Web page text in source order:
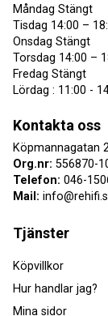
Måndag Stängt
Tisdag 14:00 –
Onsdag Stängt
Torsdag 14:00 –
Fredag Stängt
Lördag : 11:00 -
Kontakta oss
Köpmannagatan
Org.nr: 556870-
Telefon: 046-
Mail:
Tjänster
Köpvillkor
Hur handlar jag?
Mina sidor